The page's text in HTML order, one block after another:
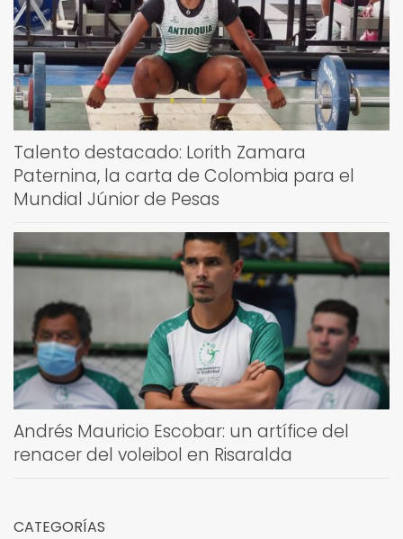
Talento destacado: Lorith Zamara
Paternina, la carta de Colombia para el
Mundial Júnior de Pesas
Andrés Mauricio Escobar: un artífice del
renacer del voleibol en Risaralda
CATEGORÍAS